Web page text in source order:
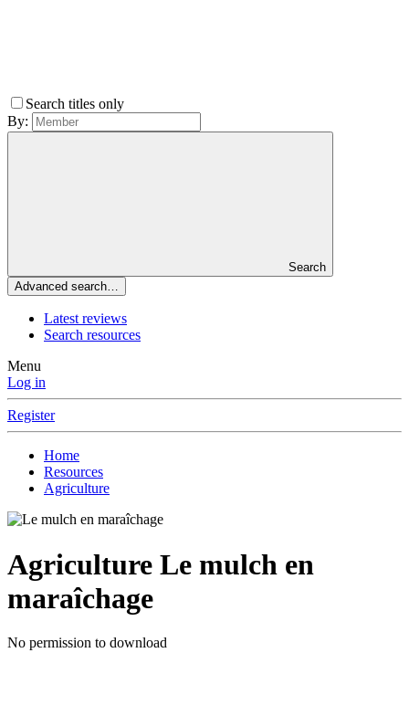
Search titles only
By:
Search
Advanced search…
Latest reviews
Search resources
Menu
Log in
Register
Home
Resources
Agriculture
Agriculture Le mulch en
maraîchage
No permission to download